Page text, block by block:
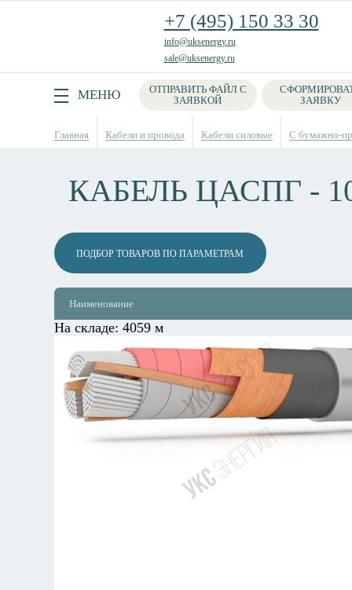
+7 (495) 150 33 30
info@uksenergy.ru
sale@uksenergy.ru
МЕНЮ
ОТПРАВИТЬ ФАЙЛ С
ЗАЯВКОЙ
ЗАЯВКУ
Поиск
Главная Кабели и провода Кабели силовые С бумажно-
КАБЕЛЬ ЦАСПГ -
ПОДБОР ТОВАРОВ ПО ПАРАМЕТРАМ
Наименование
На складе: 4059 м